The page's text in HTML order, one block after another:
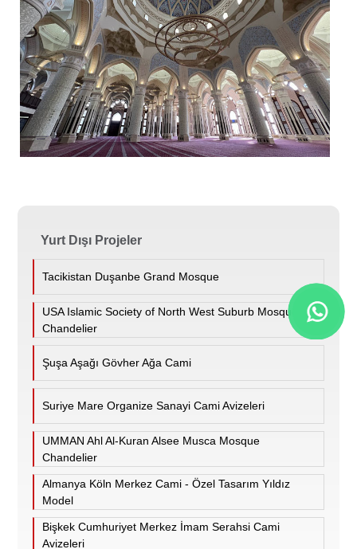
Yurt Dışı Projeler
Tacikistan Duşanbe Grand Mosque
USA Islamic Society of North West Suburb Mosque
Chandelier
Şuşa Aşağı Gövher Ağa Cami
Suriye Mare Organize Sanayi Cami Avizeleri
UMMAN Ahl Al-Kuran Alsee Musca Mosque
Chandelier
Almanya Köln Merkez Cami - Özel Tasarım Yıldız
Model
Bişkek Cumhuriyet Merkez İmam Serahsi Cami
Avizeleri